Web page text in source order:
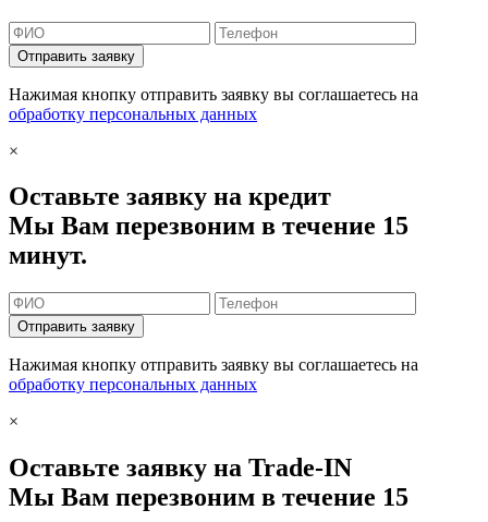
Отправить заявку
Нажимая кнопку отправить заявку вы соглашаетесь на
обработку персональных данных
×
Оставьте заявку на кредит
Мы Вам перезвоним в течение 15
минут.
Отправить заявку
Нажимая кнопку отправить заявку вы соглашаетесь на
обработку персональных данных
×
Оставьте заявку на Trade-IN
Мы Вам перезвоним в течение 15